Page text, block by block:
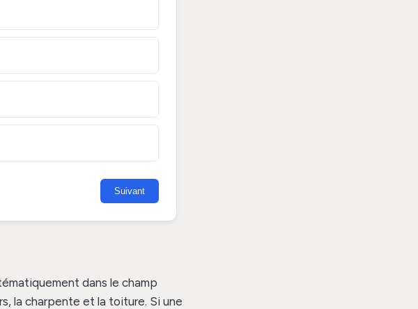
Suivant
dans le champ
la charpente et la toiture. Si une